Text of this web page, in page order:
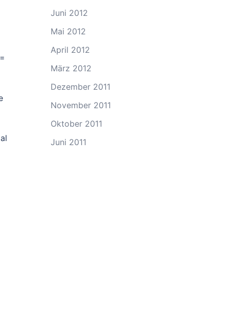
Juni 2012
Mai 2012
April 2012
März 2012
Dezember 2011
November 2011
Oktober 2011
Juni 2011